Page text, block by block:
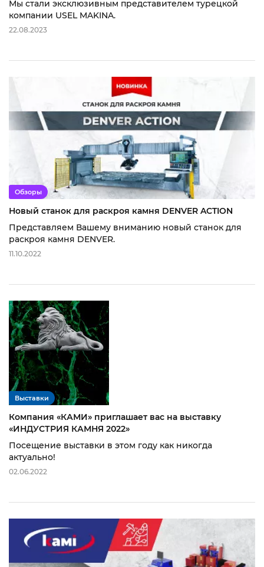
Мы стали эксклюзивным представителем турецкой
компании USEL MAKINA.
22.08.2023
Обзоры
Новый станок для раскроя камня DENVER ACTION
Представляем Вашему вниманию новый станок для
раскроя камня DENVER.
11.10.2022
Выставки
Компания «КАМИ» приглашает вас на выставку
«ИНДУСТРИЯ КАМНЯ 2022»
Посещение выставки в этом году как никогда
актуально!
02.06.2022